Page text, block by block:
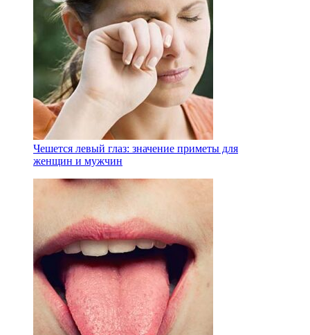
Чешется левый глаз: значение приметы для
женщин и мужчин